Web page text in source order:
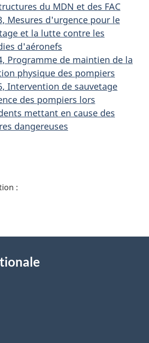
du MDN et des FAC
Mesures d'urgence pour le
et la lutte contre les
d'aéronefs
Programme de maintien de la
physique des pompiers
Intervention de sauvetage
des pompiers lors
mettant en cause des
dangereuses